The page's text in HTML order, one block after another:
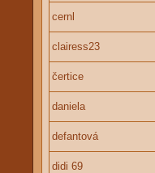
cernl
clairess23
čertice
daniela
defantová
didi 69